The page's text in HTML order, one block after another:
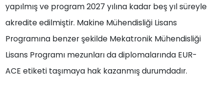
yapılmış ve program 2027 yılına kadar beş yıl süreyle
akredite edilmiştir. Makine Mühendisliği Lisans
Programına benzer şekilde Mekatronik Mühendisliği
Lisans Programı mezunları da diplomalarında EUR-
ACE etiketi taşımaya hak kazanmış durumdadır.